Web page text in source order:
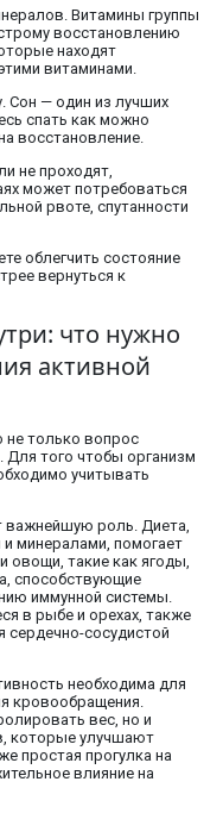
Витамины группы
восстановлению
находят
витаминами.
Сон — один из лучших
спать как можно
восстановление.
не проходят,
может потребоваться
рвоте, спутанности
облегчить состояние
вернуться к
что нужно
активной
не только вопрос
Для того чтобы организм
учитывать
важнейшую роль. Диета,
и минералами, помогает
овощи, такие как ягоды,
способствующие
иммунной системы.
в рыбе и орехах, также
сосудистой
необходима для
кровообращения.
вес, но и
которые улучшают
простая прогулка на
влияние на